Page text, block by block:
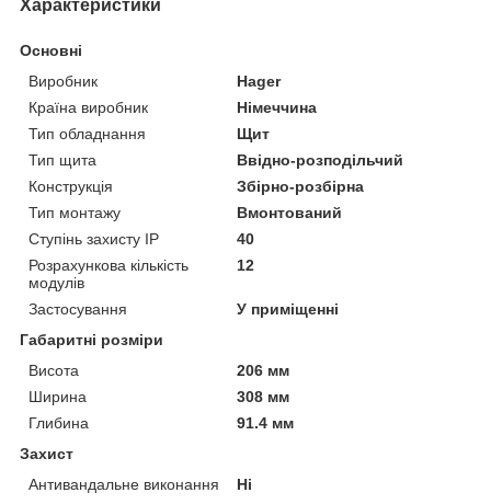
Характеристики
Основні
Виробник
Hager
Країна виробник
Німеччина
Тип обладнання
Щит
Тип щита
Ввідно-розподільчий
Конструкція
Збірно-розбірна
Тип монтажу
Вмонтований
Ступінь захисту IP
40
Розрахункова кількість
модулів
12
Застосування
У приміщенні
Габаритні розміри
Висота
206 мм
Ширина
308 мм
Глибина
91.4 мм
Захист
Антивандальне виконання
Ні